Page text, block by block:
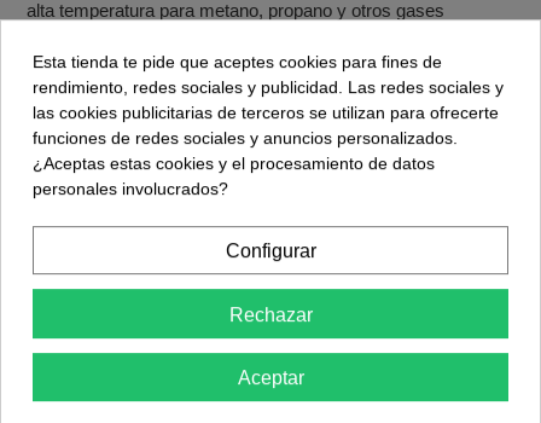
alta temperatura para metano, propano y otros gases
Los módulos basados en MQ‑9 incorporan un potenciómetro
y un comparador LM393 que ofrecen una salida digital de
alarma, además de la salida analógica proporcional a la
concentración de gas. Es una solución económica para
proyectos de alarma de fugas de gas, monitorización de CO
en garajes o calderas y sistemas de seguridad doméstica o
industrial (siempre como ayuda, no como sustituto de
Ficha técnica
Gases detectados: monóxido de carbono (CO) y gases
combustibles (metano, propano, GLP, hidrógeno, etc.).
Rango de detección típico: 10–1000 ppm de CO, 100–10000
Esta tienda te pide que aceptes cookies para fines de
rendimiento, redes sociales y publicidad. Las redes sociales y
las cookies publicitarias de terceros se utilizan para ofrecerte
funciones de redes sociales y anuncios personalizados.
¿Aceptas estas cookies y el procesamiento de datos
personales involucrados?
Configurar
Rechazar
Aceptar